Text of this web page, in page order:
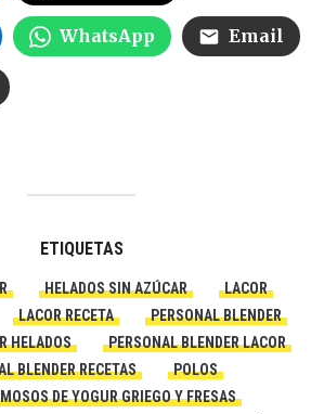
WhatsApp Email
ETIQUETAS
HELADOS SIN AZÚCAR
LACOR
LACOR RECETA
PERSONAL BLENDER
HELADOS
PERSONAL BLENDER LACOR
BLENDER RECETAS
POLOS
DE YOGUR GRIEGO Y FRESAS